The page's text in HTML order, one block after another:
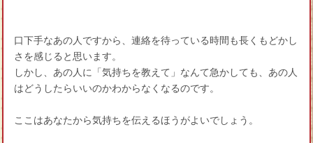
口下手なあの人ですから、連絡を待っている時間も長くもどかし
さを感じると思います。
しかし、あの人に「気持ちを教えて」なんて急かしても、あの人
はどうしたらいいのかわからなくなるのです。
ここはあなたから気持ちを伝えるほうがよいでしょう。